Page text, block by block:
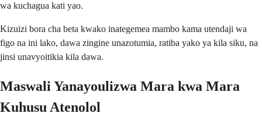
wa kuchagua kati yao.
Kizuizi bora cha beta kwako inategemea mambo kama utendaji wa
figo na ini lako, dawa zingine unazotumia, ratiba yako ya kila siku, na
jinsi unavyoitikia kila dawa.
Maswali Yanayoulizwa Mara kwa Mara
Kuhusu Atenolol